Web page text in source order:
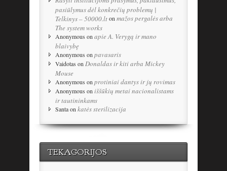
pasiūlymus dėl konkrečių problemų |
Telkinys – 50000.lton mažos pergalės arba
The system works
Anonymous on apie A. Verygą ir mano
blaivybę
Anonymous on pavasaris
Vaidotas on Donaldas ir kiti arba Mickey
Mouse
Anonymous on protiniai dantys ir jų rovimas
Anonymous on iššūkių metai nacionalistams
ir tautininkams
Santaon katės sterilizacija
TEKAGORIJOS